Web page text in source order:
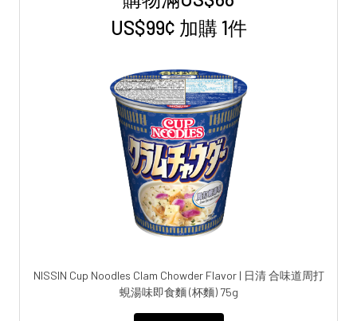
US$99¢ 加購 1件
NISSIN Cup Noodles Clam Chowder Flavor | 日清 合味道周打
蜆湯味即食麵 (杯麵) 75g